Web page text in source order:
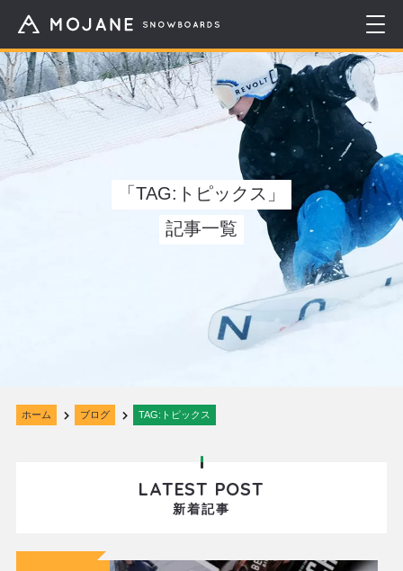
「TAG:トピックス」
記事一覧
ホーム ブログ TAG:トピックス
LATEST POST
新着記事